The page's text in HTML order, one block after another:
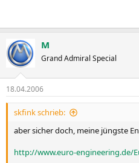
M
Grand Admiral Special
18.04.2006
skfink schrieb:
aber sicher doch, meine jüngste
http://www.euro-engineering.de/